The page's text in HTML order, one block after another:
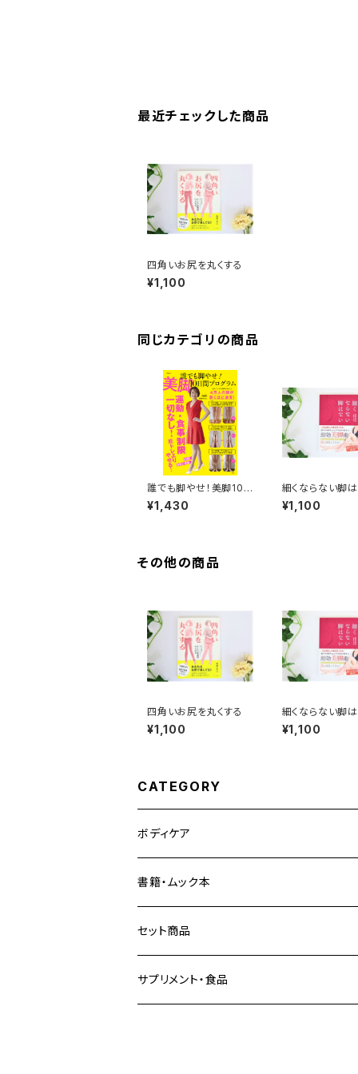
最近チェックした商品
四角いお尻を丸くする
¥1,100
同じカテゴリの商品
誰でも脚やせ！美脚10
日間プログラム（宝島
社）
¥1,430
細くならない脚
¥1,100
その他の商品
四角いお尻を丸くする
¥1,100
細くならない脚
¥1,100
CATEGORY
ボディケア
書籍・ムック本
セット商品
サプリメント・食品